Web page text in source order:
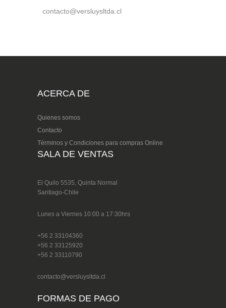
contacto@versluysltda.cl
ACERCA DE
Quienes somos
Contacto
Términos y Condiciones para compras Online
SALA DE VENTAS
El Quilo 5535, Quinta Normal
Santiago-Chile
Lunes a Viernes 10:00 a 17:30hrs
+56 2 33104360
+56 2 33125920
+56 2 33110790
contacto@versluysltda.cl
FORMAS DE PAGO